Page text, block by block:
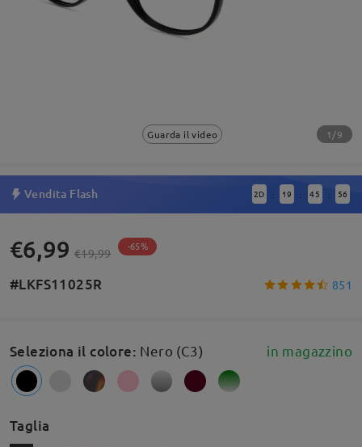
Guarda il video 1/9
Vendita Flash 2D : 19 : 45 : 56
€6,99 €19,99 -65%
#LKFS11025R 851
Seleziona il colore: Nero (C3) in magazzino
Taglia